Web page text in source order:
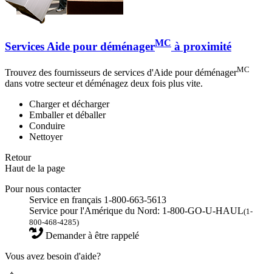
Services Aide pour déménagerMC à proximité
Trouvez des fournisseurs de services d'Aide pour déménagerMC
dans votre secteur et déménagez deux fois plus vite.
Charger et décharger
Emballer et déballer
Conduire
Nettoyer
Retour
Haut de la page
Pour nous contacter
Service en français 1-800-663-5613
Service pour l'Amérique du Nord: 1-800-GO-U-HAUL(1-
800-468-4285)
Demander à être rappelé
Vous avez besoin d'aide?